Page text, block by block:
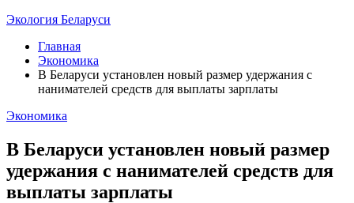
Экология Беларуси
Главная
Экономика
В Беларуси установлен новый размер удержания с
нанимателей средств для выплаты зарплаты
Экономика
В Беларуси установлен новый размер
удержания с нанимателей средств для
выплаты зарплаты